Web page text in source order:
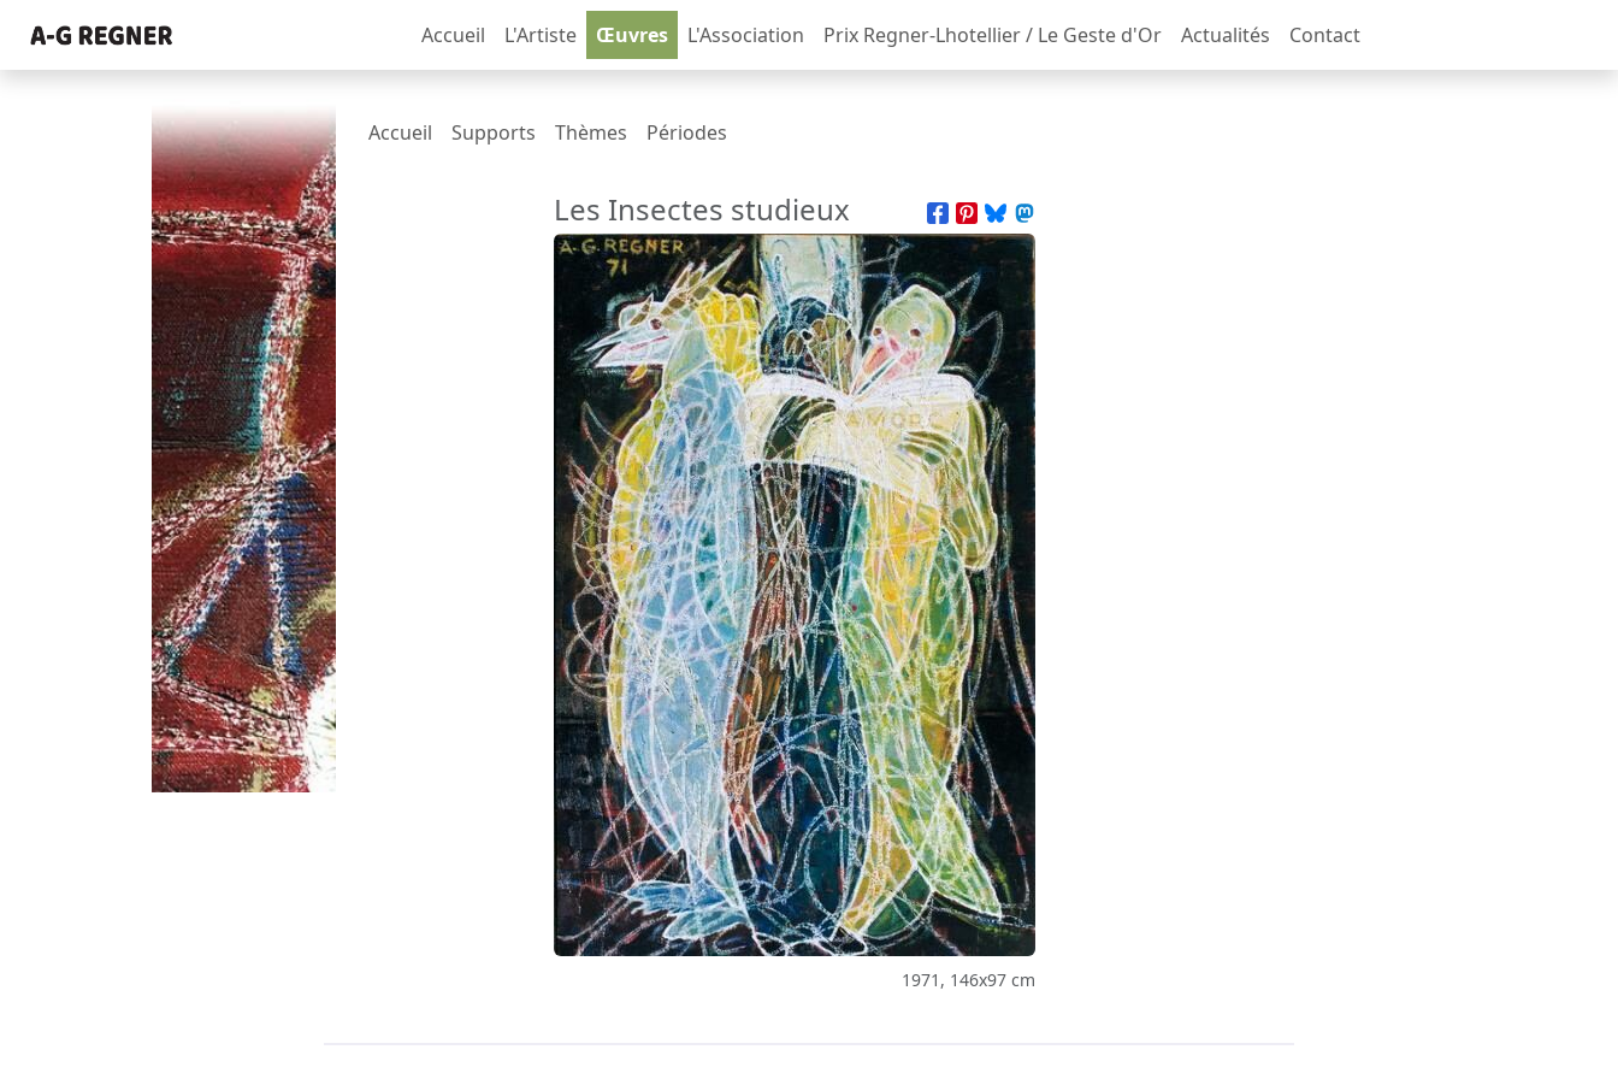
Accueil L'Artiste Œuvres L'Association Prix Regner-Lhotellier / Le Geste d'Or Actualités Contact
Accueil Supports Thèmes Périodes
Les Insectes studieux
1971, 146x97 cm